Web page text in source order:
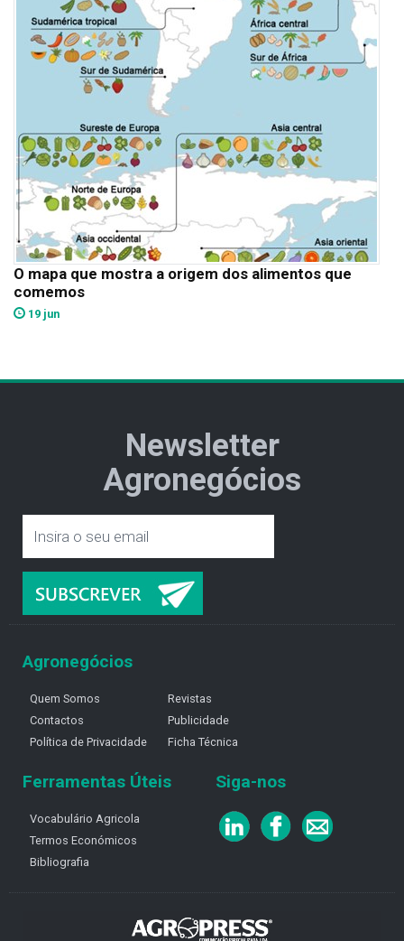
O mapa que mostra a origem dos alimentos que
comemos
19 jun
Newsletter
Agronegócios
Agronegócios
Quem Somos
Contactos
Política de Privacidade
Revistas
Publicidade
Ficha Técnica
Ferramentas Úteis
Vocabulário Agricola
Termos Económicos
Bibliografia
Siga-nos